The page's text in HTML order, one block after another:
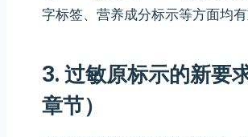
字标签、营养成分标示等方面均有
3. 过敏原标示的新要
章节）